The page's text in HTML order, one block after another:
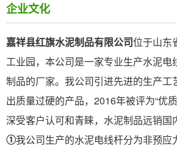
企业文化
嘉祥县红旗水泥制品有限公司位于山东
工业园，本公司是一家专业生产水泥电
制品的厂家。我公司引进先进的生产工
出质量过硬的产品，2016年被评为“优质
深受客户认可和青睐，水泥制品远销国
①我公司生产的水泥电线杆分为非预应